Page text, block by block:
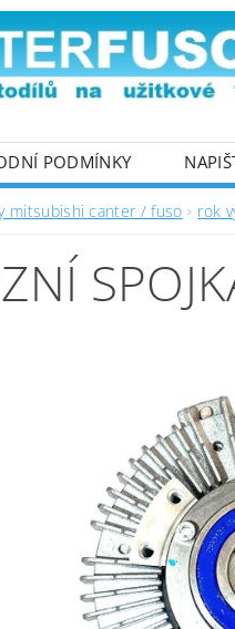
PODMÍNKY
OSOBNÍCH ÚDAJŮ
mitsubishi canter / fuso rok